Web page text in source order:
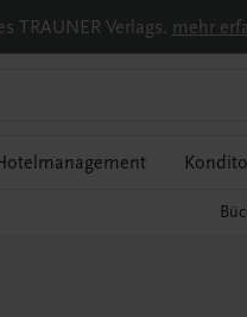
TRAUNER Verlags. mehr